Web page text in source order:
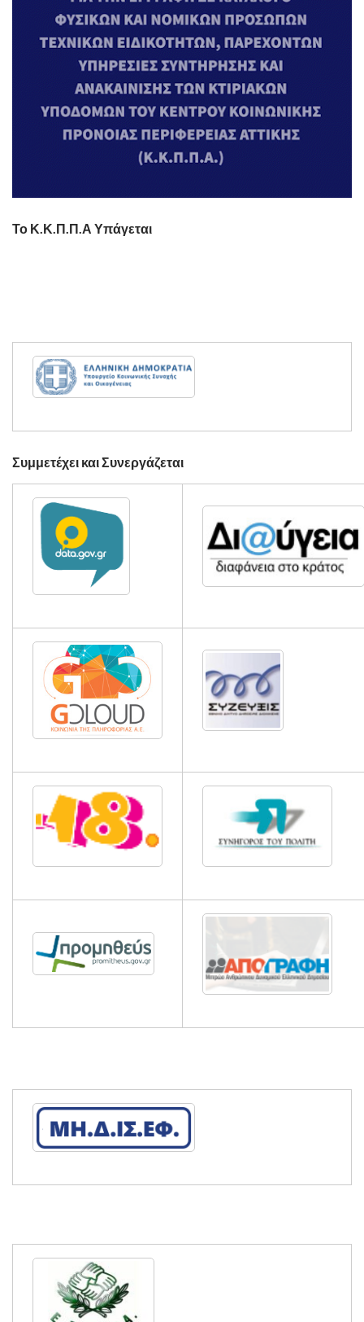
Το Κ.Κ.Π.Π.Α Υπάγεται
Συμμετέχει και Συνεργάζεται